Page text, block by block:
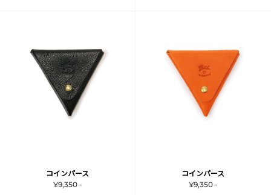
コインパース
¥9,350 -
コインパース
¥9,350 -